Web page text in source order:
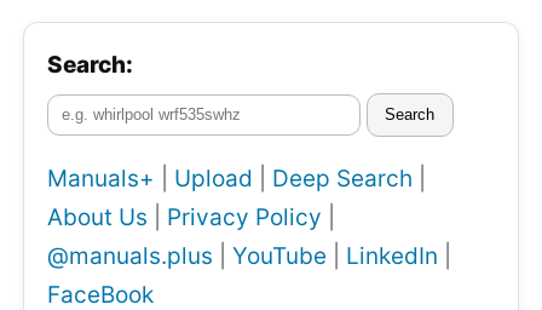
Search:
Search
Manuals+ Upload Deep Search
About Us
Privacy Policy
@manuals.plus
YouTube LinkedIn
FaceBook